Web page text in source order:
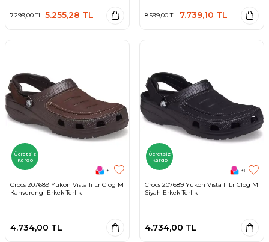
7.299,00TL 5.255,28 TL 8.599,00TL 7.739,10 TL
Ücretsiz
Kargo
+1
Crocs 207689 Yukon Vista Ii Lr Clog M
Kahverengi Erkek Terlik
4.734,00 TL
Ücretsiz
Kargo
+1
Crocs 207689 Yukon Vista Ii Lr Clog M
Siyah Erkek Terlik
4.734,00 TL